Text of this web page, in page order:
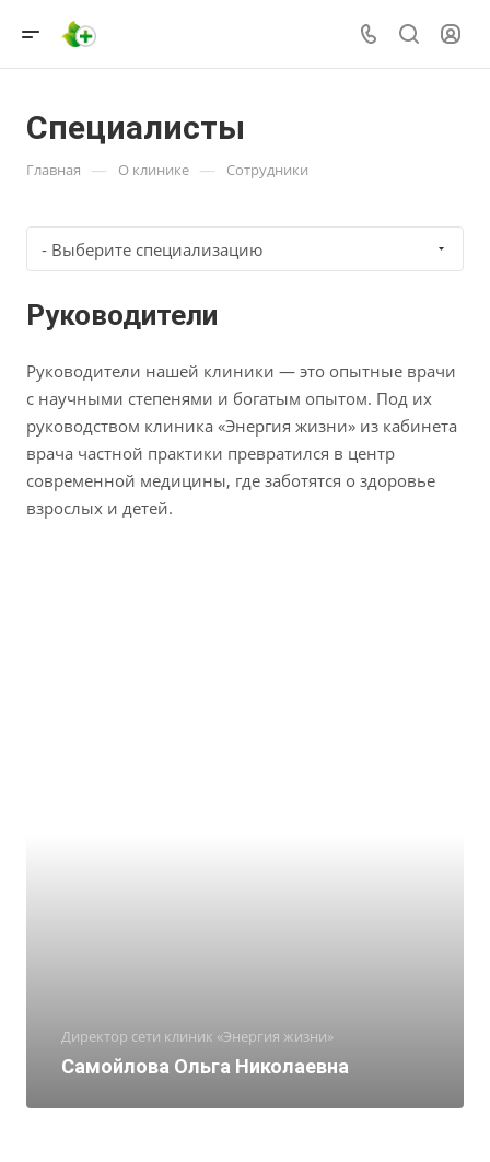
Специалисты
Главная — О клинике — Сотрудники
- Выберите специализацию
Руководители
Руководители нашей клиники — это опытные врачи
с научными степенями и богатым опытом. Под их
руководством клиника «Энергия жизни» из кабинета
врача частной практики превратился в центр
современной медицины, где заботятся о здоровье
взрослых и детей.
Директор сети клиник «Энергия жизни»
Самойлова Ольга Николаевна